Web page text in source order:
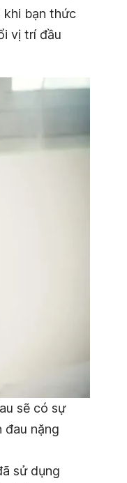
khi bạn thức
vị trí đầu
sẽ có sự
đau nặng
sử dụng